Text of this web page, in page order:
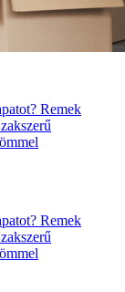
Remek
Remek